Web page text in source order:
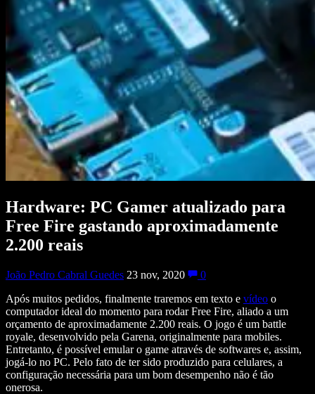
Hardware: PC Gamer atualizado para
Free Fire gastando aproximadamente
2.200 reais
João Pedro Cabral Guedes 23 nov, 2020
0
Após muitos pedidos, finalmente traremos em texto e vídeo o
computador ideal do momento para rodar Free Fire, aliado a um
orçamento de aproximadamente 2.200 reais. O jogo é um battle
royale, desenvolvido pela Garena, originalmente para mobiles.
Entretanto, é possível emular o game através de softwares e, assim,
jogá-lo no PC. Pelo fato de ter sido produzido para celulares, a
configuração necessária para um bom desempenho não é tão
onerosa.